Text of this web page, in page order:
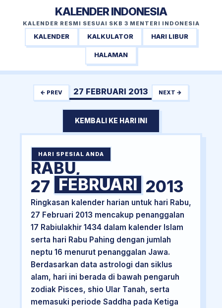
KALENDER INDONESIA
KALENDER RESMI SESUAI SKB 3 MENTERI INDONESIA
KALENDER KALKULATOR HARI LIBUR
HALAMAN
← PREV 27 FEBRUARI 2013 NEXT →
KEMBALI KE HARI INI
HARI SPESIAL ANDA
RABU,
27 FEBRUARI 2013
Ringkasan kalender harian untuk hari Rabu,
27 Februari 2013 mencakup penanggalan
17 Rabiulakhir 1434 dalam kalender Islam
serta hari Rabu Pahing dengan jumlah
neptu 16 menurut penanggalan Jawa.
Berdasarkan data astrologi dan siklus
alam, hari ini berada di bawah pengaruh
zodiak Pisces, shio Ular Tanah, serta
memasuki periode Saddha pada Ketiga